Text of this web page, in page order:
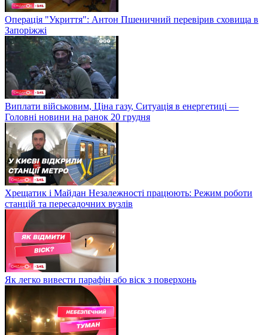
Операція "Укриття": Антон Пшеничний перевірив сховища в
Запоріжжі
Виплати військовим, Ціна газу, Ситуація в енергетиці —
Головні новини на ранок 20 грудня
Хрещатик і Майдан Незалежності працюють: Режим роботи
станцій та пересадочних вузлів
Як легко вивести парафін або віск з поверхонь